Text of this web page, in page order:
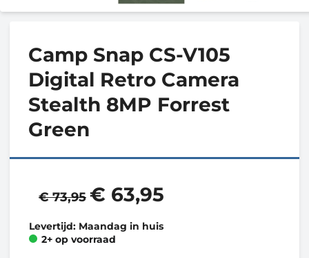
Camp Snap CS-V105
Digital Retro Camera
Stealth 8MP Forrest
Green
€ 73,95 € 63,95
Levertijd: Maandag in huis
2+ op voorraad